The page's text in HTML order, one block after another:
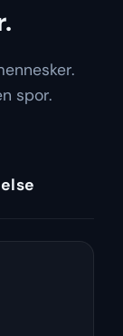
spor.